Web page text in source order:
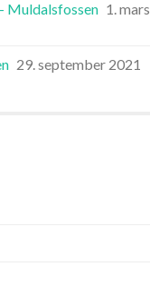
Muldalsfossen 1. mars
29. september 2021